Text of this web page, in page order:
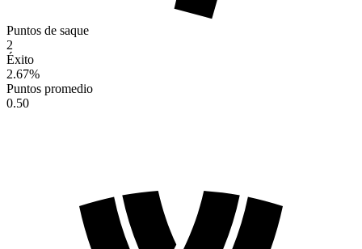
Puntos de saque
2
Éxito
2.67%
Puntos promedio
0.50